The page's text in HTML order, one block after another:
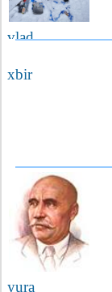
vlad
xbir
yura